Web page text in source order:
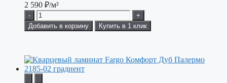
2 590 ₽/м²
-
+
Добавить в корзину
Купить в 1 клик